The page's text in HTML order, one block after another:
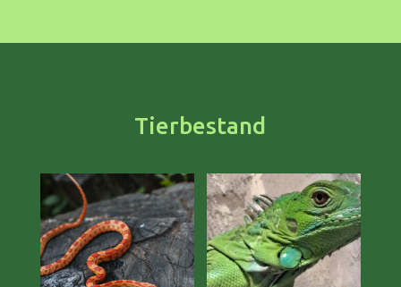
Tierbestand